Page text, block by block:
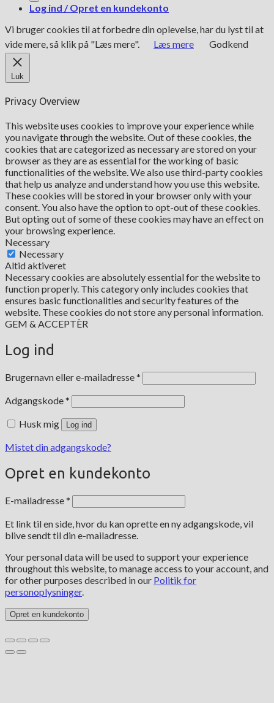
Log ind / Opret en kundekonto
Vi bruger cookies til at forbedre din oplevelse, har du lyst til at
vide mere, så klik på "Læs mere".
Læs mere Godkend
Luk
Privacy Overview
This website uses cookies to improve your experience while
you navigate through the website. Out of these cookies, the
cookies that are categorized as necessary are stored on your
browser as they are as essential for the working of basic
functionalities of the website. We also use third-party cookies
that help us analyze and understand how you use this website.
These cookies will be stored in your browser only with your
consent. You also have the option to opt-out of these cookies.
But opting out of some of these cookies may have an effect on
your browsing experience.
Necessary
Necessary
Altid aktiveret
Necessary cookies are absolutely essential for the website to
function properly. This category only includes cookies that
ensures basic functionalities and security features of the
website. These cookies do not store any personal information.
GEM & ACCEPTÈR
Log ind
Brugernavn eller e-mailadresse*
Adgangskode*
Husk mig Log ind
Mistet din adgangskode?
Opret en kundekonto
E-mailadresse* Påkrævet
Et link til en side, hvor du kan oprette en ny adgangskode, vil
blive sendt til din e-mailadresse.
Your personal data will be used to support your experience
throughout this website, to manage access to your account, and
for other purposes described in our Politik for
personoplysninger.
Opret en kundekonto